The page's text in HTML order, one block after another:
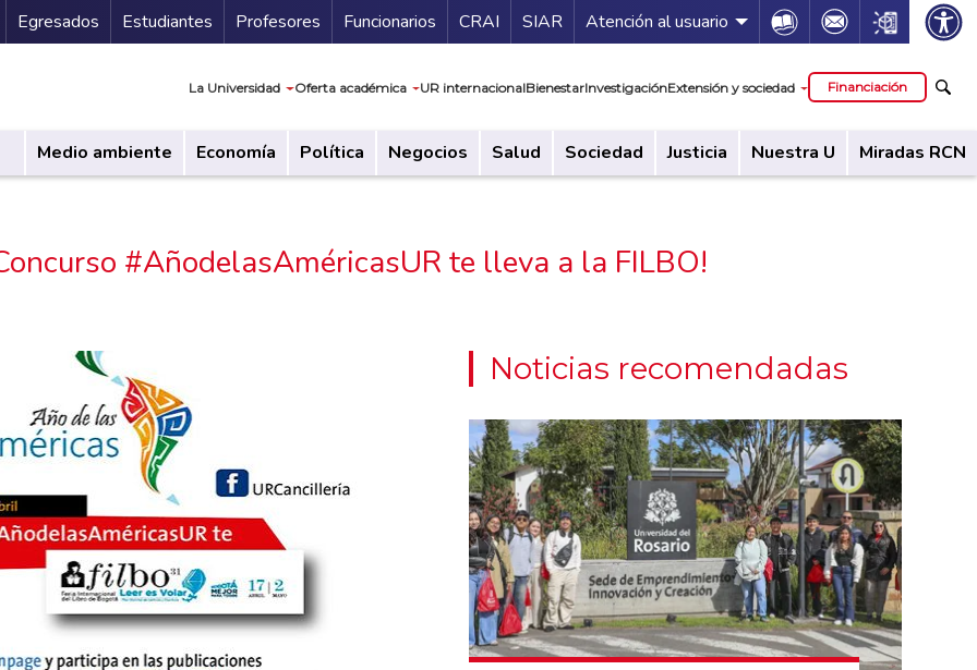
Secundario
Egresados Estudiantes Profesores Funcionarios Guía de servicios
CRAI SIAR Atención al usuario Icon Icon Icon
La Universidad Oferta académica UR internacionalBienestarInvestigaciónExtensión y sociedad Financiación
Medio ambiente Economía Política Negocios Salud Sociedad Justicia Nuestra U Miradas RCN
#AñodelasAméricasUR te lleva a la FILBO!
Noticias recomendadas